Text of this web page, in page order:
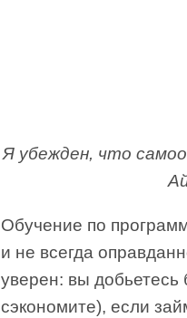
Я убежден, что
Обучение по
и не всегда
уверен: вы добьетесь
сэкономите), если